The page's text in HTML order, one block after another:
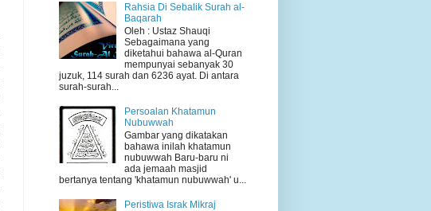
Rahsia Di Sebalik Surah al-
Baqarah
Oleh : Ustaz Shauqi
Sebagaimana yang
diketahui bahawa al-Quran
mempunyai sebanyak 30
juzuk, 114 surah dan 6236 ayat. Di antara
surah-surah...
Persoalan Khatamun
Nubuwwah
Gambar yang dikatakan
bahawa inilah khatamun
nubuwwah Baru-baru ni
ada jemaah masjid
bertanya tentang 'khatamun nubuwwah' u...
Peristiwa Israk Mikraj